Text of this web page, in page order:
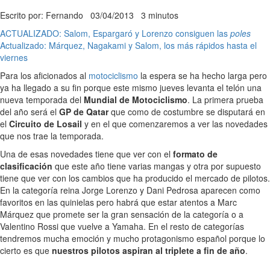
Escrito por: Fernando 03/04/2013 3 minutos
ACTUALIZADO: Salom, Espargaró y Lorenzo consiguen las poles
Actualizado: Márquez, Nagakami y Salom, los más rápidos hasta el
viernes
Para los aficionados al motociclismo la espera se ha hecho larga pero
ya ha llegado a su fin porque este mismo jueves levanta el telón una
nueva temporada del Mundial de Motociclismo. La primera prueba
del año será el GP de Qatarque como de costumbre se disputará en
el Circuito de Losail y en el que comenzaremos a ver las novedades
que nos trae la temporada.
Una de esas novedades tiene que ver con el formato de
clasificación que este año tiene varias mangas y otra por supuesto
tiene que ver con los cambios que ha producido el mercado de pilotos.
En la categoría reina Jorge Lorenzo y Dani Pedrosa aparecen como
favoritos en las quinielas pero habrá que estar atentos a Marc
Márquez que promete ser la gran sensación de la categoría o a
Valentino Rossi que vuelve a Yamaha. En el resto de categorías
tendremos mucha emoción y mucho protagonismo español porque lo
cierto es que nuestros pilotos aspiran al triplete a fin de año.